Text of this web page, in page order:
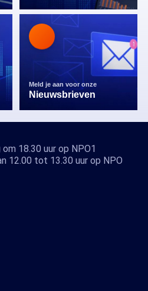
Meld je aan voor onze
Nieuwsbrieven
18.30 uur op NPO1
12.00 tot 13.30 uur op NPO